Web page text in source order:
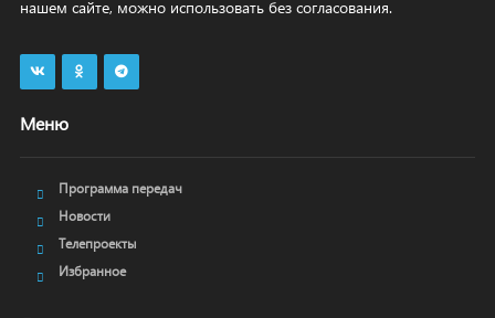
нашем сайте, можно использовать без согласования.
Меню
Программа передач
Новости
Телепроекты
Избранное